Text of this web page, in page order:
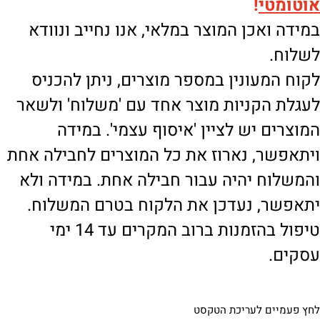
אוטומטי!
במידה ואכן המוצר במלאי, אנו נחייב ונוודא
לשלוח.
לקוח המעונין במספר מוצרים, ניתן להכניס
לעגלת הקניות מוצר אחד עם 'משלוח' ולשאר
המוצרים יש לציין 'איסוף עצמי'. במידה
ויתאפשר, נארוז את כל המוצרים לחבילה אחת
והמשלוח יהיה עבור חבילה אחת. במידה ולא
יתאפשר, נעדכן את הלקוח בטרם המשלוח.
טיפול בהזמנות ברוב המקרים עד 14 ימי
עסקים.
לחץ פעמיים לעריכת הטקסט